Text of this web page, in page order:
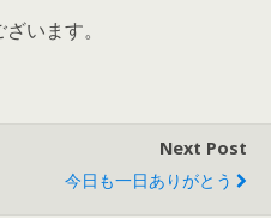
います。
Next Post
今日も一日ありがとう